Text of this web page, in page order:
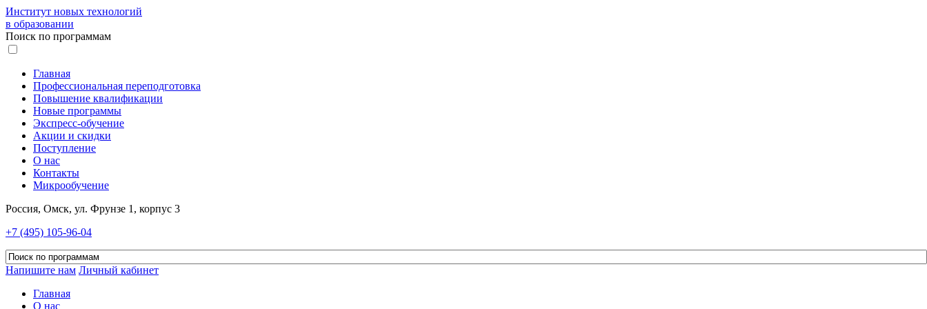
Институт новых технологий
в образовании
Поиск по программам
Главная
Профессиональная переподготовка
Повышение квалификации
Новые программы
Экспресс-обучение
Акции и скидки
Поступление
О нас
Контакты
Микрообучение
Россия, Омск, ул. Фрунзе 1, корпус 3
+7 (495) 105-96-04
Напишите нам Личный кабинет
Главная
О нас